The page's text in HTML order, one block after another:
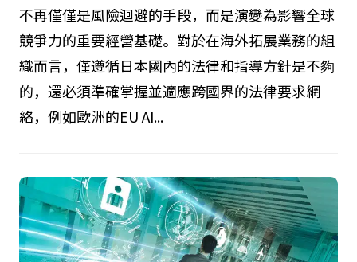
不再僅僅是風險迴避的手段，而是演變為影響全球
競爭力的重要經營基礎。對於在海外拓展業務的組
織而言，僅遵循日本國內的法律和指導方針是不夠
的，還必須準確掌握並適應跨國界的法律要求網
絡，例如歐洲的EU AI...